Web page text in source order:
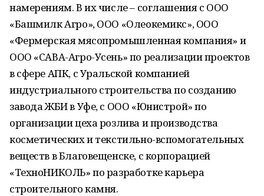
намерениям. В их числе – соглашения с ООО
«Башмилк Агро», ООО «Олеокемикс», ООО
«Фермерская мясопромышленная компания» и
ООО «САВА-Агро-Усень» по реализации проектов
в сфере АПК, с Уральской компанией
индустриального строительства по созданию
завода ЖБИ в Уфе, с ООО «Юнистрой» по
организации цеха розлива и производства
косметических и текстильно-вспомогательных
веществ в Благовещенске, с корпорацией
«ТехноНИКОЛЬ» по разработке карьера
строительного камня.